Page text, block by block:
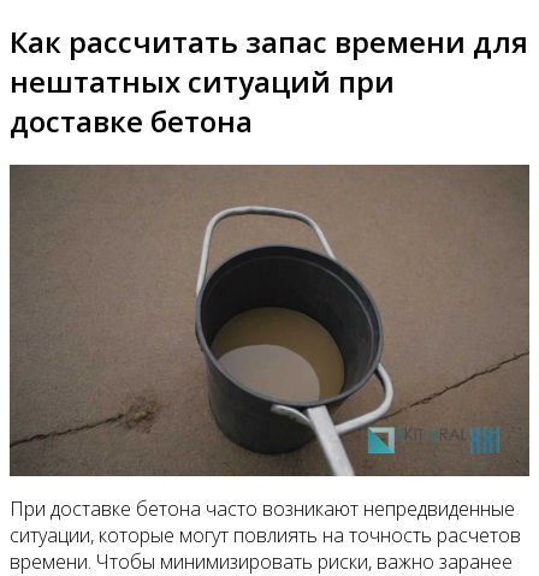
Как рассчитать запас времени для
нештатных ситуаций при
доставке бетона
При доставке бетона часто возникают непредвиденные
ситуации, которые могут повлиять на точность расчетов
времени. Чтобы минимизировать риски, важно заранее